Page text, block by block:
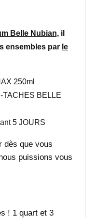
Belle Nubian, il
ensembles par le
250ml
TACHES BELLE
5 JOURS
dès que vous
puissions vous
! 1 quart et 3